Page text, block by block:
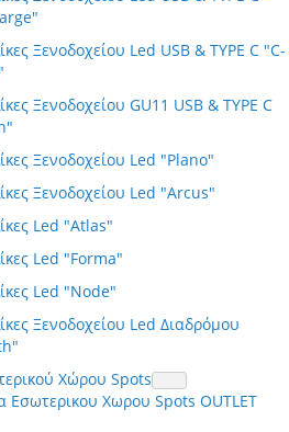
Ξενοδοχείου Led USB & TYPE C "C-
Ξενοδοχείου GU11 USB & TYPE C
Ξενοδοχείου Led "Plano"
Ξενοδοχείου Led "Arcus"
Led "Atlas"
Led "Forma"
Led "Node"
Ξενοδοχείου Led Διαδρόμου
Χώρου Spots
Εσωτερικου Χωρου Spots OUTLET